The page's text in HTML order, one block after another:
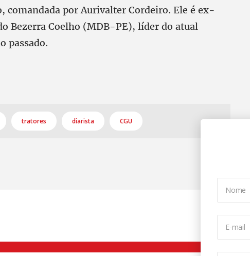
comandada por Aurivalter Cordeiro. Ele é ex-
Bezerra Coelho (MDB-PE), líder do atual
passado.
tratores diarista CGU
Nome
E-mail